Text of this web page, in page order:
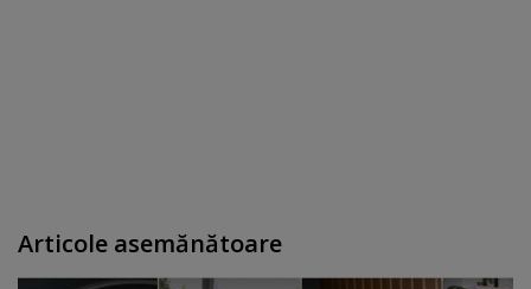
Articole asemănătoare